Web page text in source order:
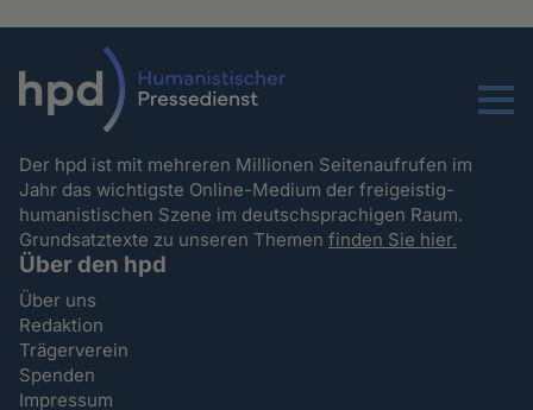
Menu
Der hpd ist mit mehreren Millionen Seitenaufrufen im
Jahr das wichtigste Online-Medium der freigeistig-
humanistischen Szene im deutschsprachigen Raum.
Grundsatztexte zu unseren Themenfinden Sie hier.
Über den hpd
Über uns
Redaktion
Trägerverein
Spenden
Impressum